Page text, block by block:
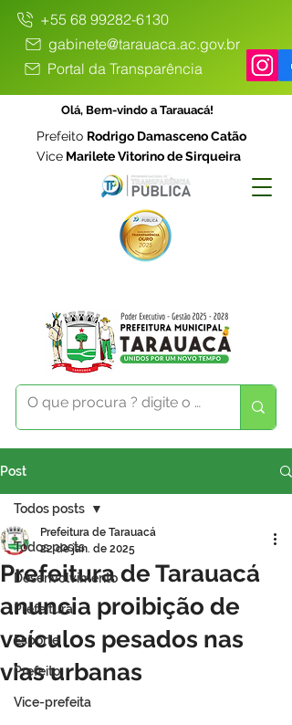
+55 68 99282-6130
gabinete@tarauaca.ac.gov.br
Portal da Transparência
Olá, Bem-vindo a Tarauacá!
Prefeito Rodrigo Damasceno Catão
Vice Marilete Vitorino de Sirqueira
Post
Todos posts
Desenvolvimento
Prefeitura
Esporte
Prefeito
Vice-prefeita
Todos posts
Prefeitura de Tarauacá
anuncia proibição de
veículos pesados nas
vias urbanas
Prefeitura de Tarauacá
22 de jan. de 2025